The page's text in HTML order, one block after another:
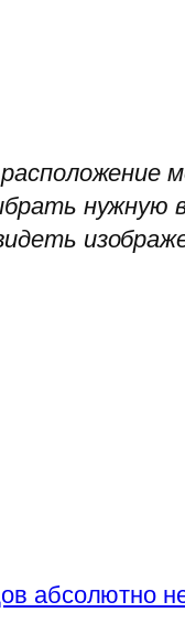
нужную
абсолютно